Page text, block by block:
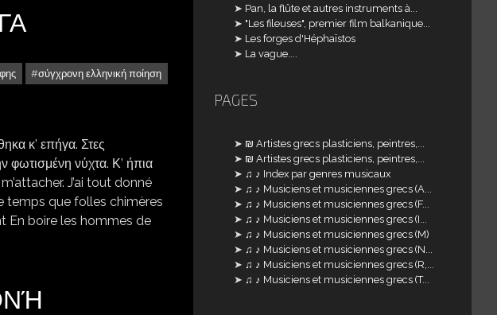
σύγχρονη ελληνική ποίηση
κ’ επήγα. Στες
φωτισμένη νύχτα. Κ’ ήπια
J’ai tout donné
temps que folles chimères
En boire les hommes de
Pan, la flûte et autres instruments à...
"Les fileuses", premier film balkanique...
Les forges d'Héphaïstos
La vague....
PAGES
₪ Artistes grecs plasticiens, peintres,...
₪ Artistes grecs plasticiens, peintres,...
♫ ♪ Index par genres musicaux
♫ ♪ Musiciens et musiciennes grecs (A...
♫ ♪ Musiciens et musiciennes grecs (F...
♫ ♪ Musiciens et musiciennes grecs (I...
♫ ♪ Musiciens et musiciennes grecs (M)
♫ ♪ Musiciens et musiciennes grecs (N...
♫ ♪ Musiciens et musiciennes grecs (R,...
♫ ♪ Musiciens et musiciennes grecs (T...